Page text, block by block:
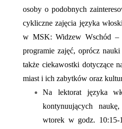
osoby o podobnych
cykliczne zajęcia języka
w MSK: Widzew Wschód –
programie zajęć, oprócz
także ciekawostki dotyczące
miast i ich zabytków oraz
Na lektorat języka
kontynuujących
wtorek w godz.